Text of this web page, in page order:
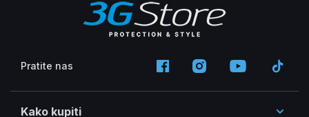
Pratite nas
Kako kupiti